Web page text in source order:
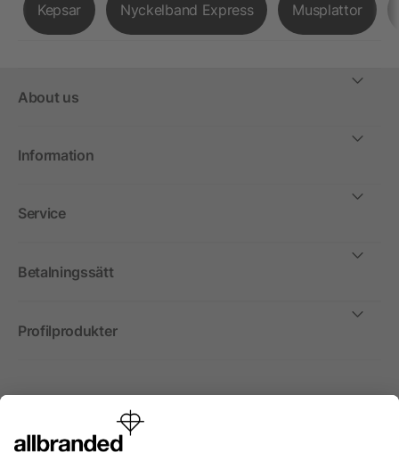
Kepsar Nyckelband Express Musplattor
About us
Information
Service
Betalningssätt
Profilprodukter
Internationellt